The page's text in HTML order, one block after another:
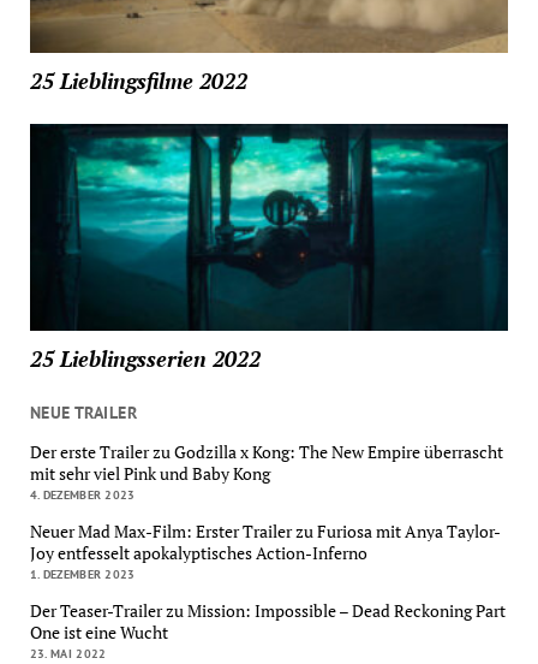
25 Lieblingsfilme 2022
25 Lieblingsserien 2022
NEUE TRAILER
Der erste Trailer zu Godzilla x Kong: The New Empire überrascht
mit sehr viel Pink und Baby Kong
4. DEZEMBER 2023
Neuer Mad Max-Film: Erster Trailer zu Furiosa mit Anya Taylor-
Joy entfesselt apokalyptisches Action-Inferno
1. DEZEMBER 2023
Der Teaser-Trailer zu Mission: Impossible – Dead Reckoning Part
One ist eine Wucht
23. MAI 2022